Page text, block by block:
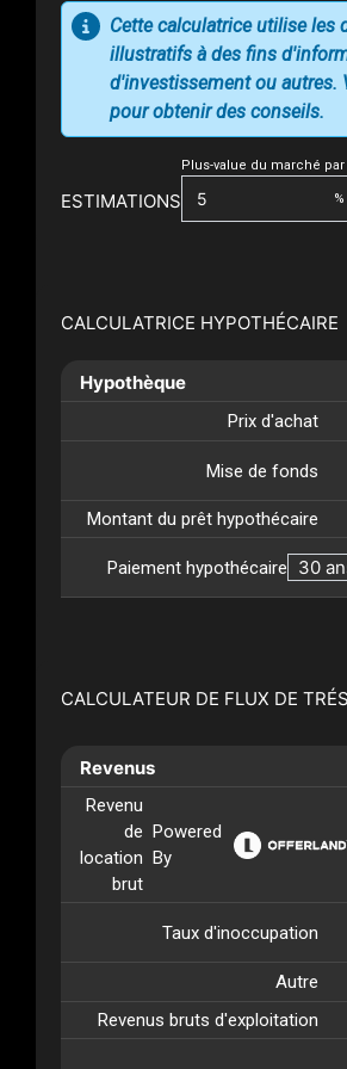
ESTIMATIONS
Plus-value du marché
%
Cette calculatrice utilise les
illustratifs à des fins
d'investissement ou autres.
pour obtenir des conseils.
CALCULATRICE HYPOTHÉCAIRE
Hypothèque
Prix d'achat
Mise de fonds
Montant du prêt hypothécaire
Paiement hypothécaire
CALCULATEUR DE FLUX DE
Revenus
Revenu
de
location
brut
Powered
By
Taux d'inoccupation
Autre
Revenus bruts d'exploitation